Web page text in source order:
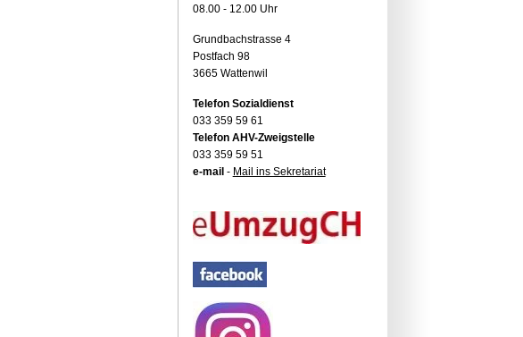
08.00 - 12.00 Uhr
Grundbachstrasse 4
Postfach 98
3665 Wattenwil
Telefon Sozialdienst
033 359 59 61
Telefon AHV-Zweigstelle
033 359 59 51
e-mail - Mail ins Sekretariat